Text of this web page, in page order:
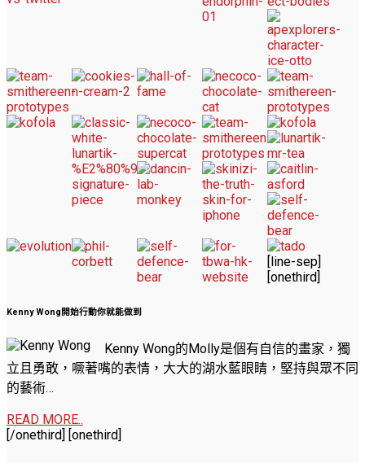
[line-sep]
[onethird]
Kenny Wong開始行動你就能做到
Kenny Wong的Molly是個有自信的畫家，獨
立且勇敢，噘著嘴的表情，大大的湖水藍眼睛，堅持與眾不同
的藝術…
READ MORE..
[/onethird] [onethird]